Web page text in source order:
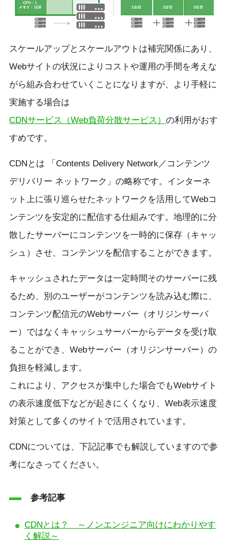
スケールアップとスケールアウトは補完関係にあり、
Webサイトの状況によりコストや運用の手間を考えな
がら組み合わせていくことになりますが、より手軽に
実施する場合は
CDNサービス（Web負荷分散サービス） の利用がおす
すめです。
CDNとは 「Contents Delivery Network／コンテンツ
デリバリー ネットワーク」の略称です。インターネ
ット上に張り巡らせたネットワークを活用してWebコ
ンテンツを安定的に配信する仕組みです。地理的に分
散したサーバーにコンテンツを一時的に保存（キャッ
シュ）させ、コンテンツを配信することができます。
キャッシュされたデータは一定時間そのサーバーに残
るため、別のユーザーがコンテンツを読み込む際に、
コンテンツ配信元のWebサーバー（オリジンサーバ
ー）ではなくキャッシュサーバーからデータを受け取
ることができ、Webサーバー（オリジンサーバー）の
負担を軽減します。
これにより、アクセスが集中した場合でもWebサイト
の表示速度低下などが起きにくくなり、Web表示速度
対策として多くのサイトで活用されています。
CDNについては、下記記事でも解説していますので参
考になさってください。
参考記事
CDNとは？ ～ノンエンジニア向けにわかりやす
く解説～